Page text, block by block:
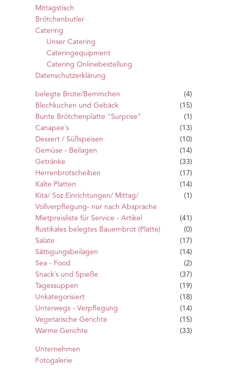
Mittagstisch
Brötchenbutler
Catering
Unser Catering
Cateringequipment
Catering Onlinebestellung
Datenschutzerklärung
belegte Brote/Bemmchen
(4)
Blechkuchen und Gebäck
(15)
Bunte Brötchenplatte "Surprise"
(1)
Canapee´s
(13)
Dessert / Süßspeisen
(10)
Gemüse - Beilagen
(14)
Getränke
(33)
Herrenbrotscheiben
(17)
Kalte Platten
(14)
Kita/ Soz.Einrichtungen/ Mittag/
Vollverpflegung- nur nach Absprache
(1)
Mietpreisliste für Service - Artikel
(41)
Rustikales belegtes Bauernbrot (Platte)
(0)
Salate
(17)
Sättigungsbeilagen
(14)
Sea - Food
(2)
Snack´s und Spieße
(37)
Tagessuppen
(19)
Unkategorisiert
(18)
Unterwegs - Verpflegung
(14)
Vegetarische Gerichte
(15)
Warme Gerichte
(33)
Unternehmen
Fotogalerie